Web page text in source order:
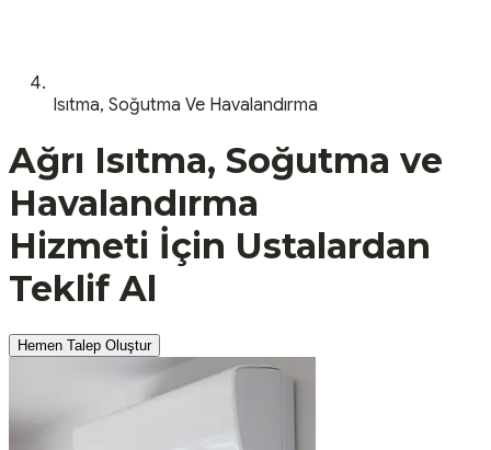
Isıtma, Soğutma Ve Havalandırma
Ağrı Isıtma, Soğutma ve
Havalandırma
Hizmeti İçin Ustalardan
Teklif Al
Hemen Talep Oluştur